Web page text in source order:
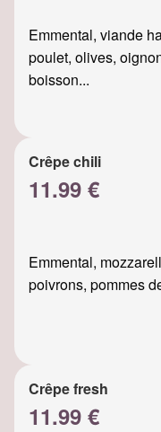
Emmental, viande
poulet, olives,
boisson...
Crêpe chili
11.99 €
Emmental,
poivrons, pommes
Crêpe fresh
11.99 €